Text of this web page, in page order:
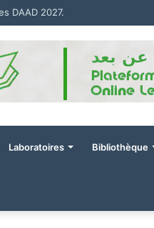
نتائج دراسة الطعون في توجيه الماستر 1 فئة 80 % للتسجيل في السنة الجامعية -2026-2027
Laboratoires Bibliothèque